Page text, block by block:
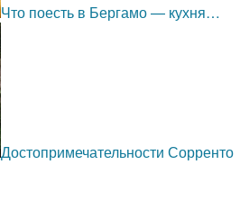
Что поесть в Бергамо — кухня…
Достопримечательности Сорренто